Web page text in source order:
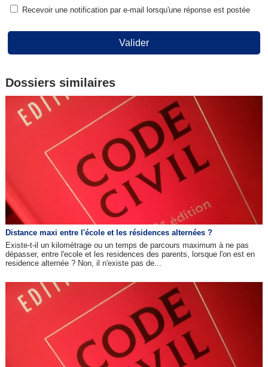
Recevoir une notification par e-mail lorsqu'une réponse est postée
Valider
Dossiers similaires
Distance maxi entre l'école et les résidences alternées ?
Existe-t-il un kilométrage ou un temps de parcours maximum à ne pas
dépasser, entre l'ecole et les residences des parents, lorsque l'on est en
residence alternée ? Non, il n'existe pas de...